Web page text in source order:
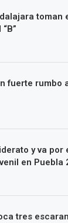
toman
fuerte rumbo
y va por
en Puebla
tres